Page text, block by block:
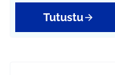
Tutustu